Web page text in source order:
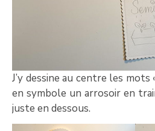
J’y dessine au centre les mots
en symbole un arrosoir en
juste en dessous.